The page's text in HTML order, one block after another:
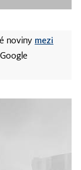
noviny mezi